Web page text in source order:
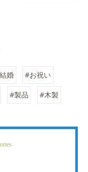
婚 #お祝い
#製品 #木製